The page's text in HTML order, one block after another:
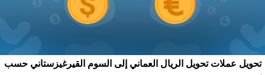
تحويل عملات تحويل الريال العماني إلى السوم القيرغيزستاني حسب